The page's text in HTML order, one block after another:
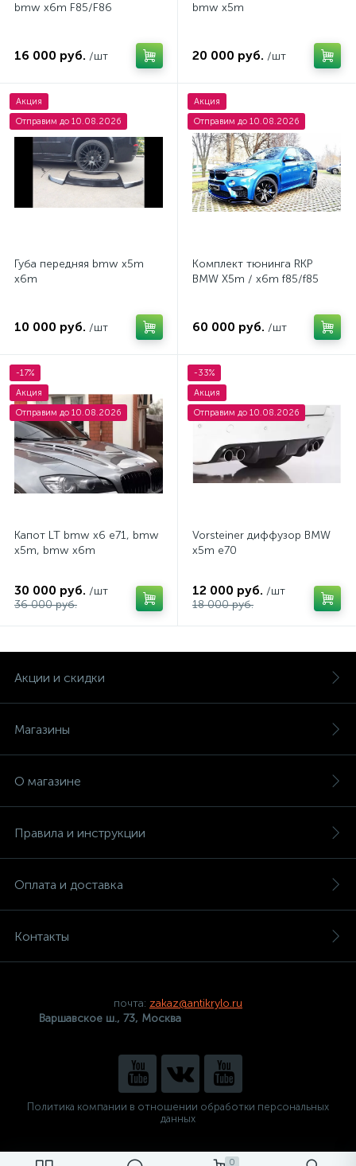
0
bmw x6m F85/F86
16 000 руб. /шт
bmw x5m
20 000 руб. /шт
Акция
Отправим до 10.08.2026
Губа передняя bmw x5m
x6m
10 000 руб. /шт
Акция
Отправим до 10.08.2026
Комплект тюнинга RKP
BMW X5m / x6m f85/f85
60 000 руб. /шт
-17%
Акция
Отправим до 10.08.2026
Капот LT bmw x6 e71, bmw
x5m, bmw x6m
30 000 руб. /шт
36 000 руб.
-33%
Акция
Отправим до 10.08.2026
Vorsteiner диффузор BMW
x5m e70
12 000 руб. /шт
18 000 руб.
Акции и скидки
Магазины
О магазине
Правила и инструкции
Оплата и доставка
Контакты
почта: zakaz@antikrylo.ru
Варшавское ш., 73, Москва
Политика компании в отношении обработки персональных
данных